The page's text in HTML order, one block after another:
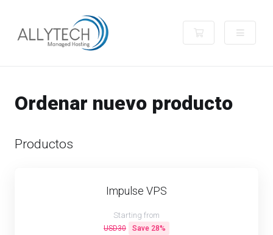
Carro de Pedidos
Ordenar nuevo producto
Productos
Impulse VPS
Starting from
USD30 Save 28%